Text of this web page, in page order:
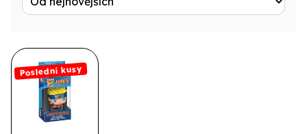
Licence
Druh
Poslední kusy